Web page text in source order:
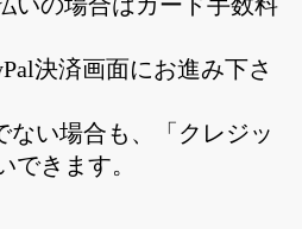
決済画面にお進み下さ
ない場合も、「クレジッ
できます。